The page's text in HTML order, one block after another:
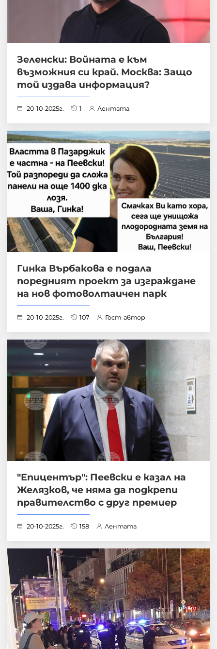
Зеленски: Войната е към
възможния си край. Москва: Защо
той издава информация?
20-10-2025г. 1 Лентата
Гинка Върбакова е подала
поредният проект за изграждане
на нов фотоволтаичен парк
20-10-2025г. 107 Гост-автор
"Епицентър": Пеевски е казал на
Желязков, че няма да подкрепи
правителство с друг премиер
20-10-2025г. 158 Лентата